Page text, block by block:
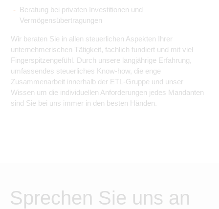
Beratung bei privaten Investitionen und
Vermögensübertragungen
Wir beraten Sie in allen steuerlichen Aspekten Ihrer
unternehmerischen Tätigkeit, fachlich fundiert und mit viel
Fingerspitzengefühl. Durch unsere langjährige Erfahrung,
umfassendes steuerliches Know-how, die enge
Zusammenarbeit innerhalb der ETL-Gruppe und unser
Wissen um die individuellen Anforderungen jedes Mandanten
sind Sie bei uns immer in den besten Händen.
Sprechen Sie uns an